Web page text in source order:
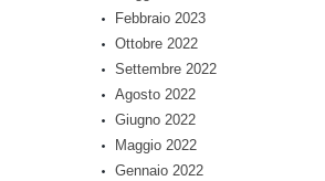
Febbraio 2023
Ottobre 2022
Settembre 2022
Agosto 2022
Giugno 2022
Maggio 2022
Gennaio 2022